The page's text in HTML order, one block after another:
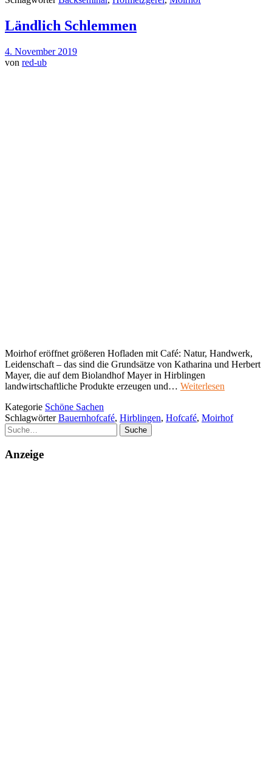
Ländlich Schlemmen
4. November 2019
von red-ub
Moirhof eröffnet größeren Hofladen mit Café: Natur, Handwerk,
Leidenschaft – das sind die Grundsätze von Katharina und Herbert
Mayer, die auf dem Biolandhof Mayer in Hirblingen
landwirtschaftliche Produkte erzeugen und… Weiterlesen
Kategorie Schöne Sachen
SchlagwörterBauernhofcafé, Hirblingen, Hofcafé, Moirhof
Suche
Anzeige